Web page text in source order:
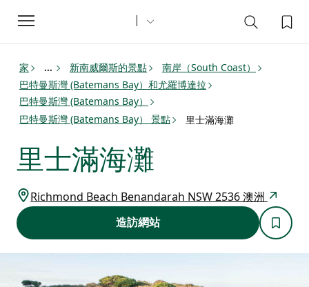
Toggle
navigation
家 ... 新南威爾斯的景點
南岸（South Coast）
巴特曼斯灣 (Batemans Bay）和尤羅博達拉
巴特曼斯灣 (Batemans Bay）
巴特曼斯灣 (Batemans Bay） 景點
里士滿海灘
里士滿海灘
Richmond Beach Benandarah NSW 2536 澳洲
造訪網站